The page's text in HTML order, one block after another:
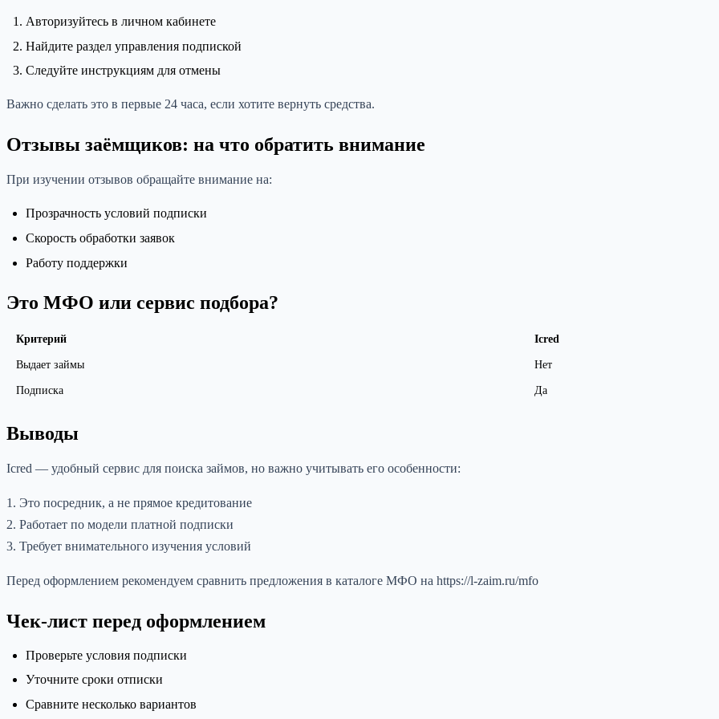
Авторизуйтесь в личном кабинете
Найдите раздел управления подпиской
Следуйте инструкциям для отмены
Важно сделать это в первые 24 часа, если хотите вернуть средства.
Отзывы заёмщиков: на что обратить внимание
При изучении отзывов обращайте внимание на:
Прозрачность условий подписки
Скорость обработки заявок
Работу поддержки
Это МФО или сервис подбора?
Критерий Icred
Выдает займы Нет
Подписка Да
Выводы
Icred — удобный сервис для поиска займов, но важно учитывать его особенности:
1. Это посредник, а не прямое кредитование
2. Работает по модели платной подписки
3. Требует внимательного изучения условий
Перед оформлением рекомендуем сравнить предложения в каталоге МФО на https://l-zaim.ru/mfo
Чек-лист перед оформлением
Проверьте условия подписки
Уточните сроки отписки
Сравните несколько вариантов